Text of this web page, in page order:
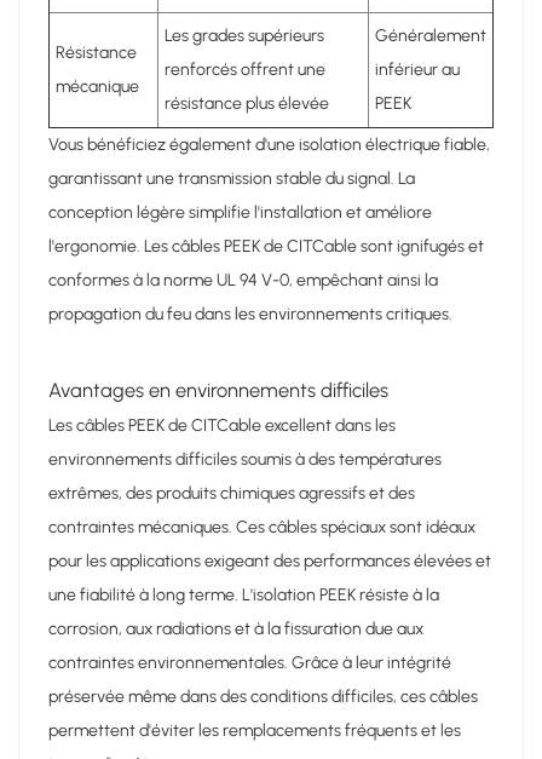
Résistance
mécanique
Les grades supérieurs
renforcés offrent une
résistance plus élevée
Généralement
inférieur au
PEEK
Vous bénéficiez également d'une isolation électrique fiable,
garantissant une transmission stable du signal. La
conception légère simplifie l'installation et améliore
l'ergonomie. Les câbles PEEK de CITCable sont ignifugés et
conformes à la norme UL 94 V-0, empêchant ainsi la
propagation du feu dans les environnements critiques.
Avantages en environnements difficiles
Les câbles PEEK de CITCable excellent dans les
environnements difficiles soumis à des températures
extrêmes, des produits chimiques agressifs et des
contraintes mécaniques. Ces câbles spéciaux sont idéaux
pour les applications exigeant des performances élevées et
une fiabilité à long terme. L'isolation PEEK résiste à la
corrosion, aux radiations et à la fissuration due aux
contraintes environnementales. Grâce à leur intégrité
préservée même dans des conditions difficiles, ces câbles
permettent d'éviter les remplacements fréquents et les